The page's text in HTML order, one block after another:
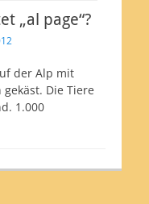
„al page“?
der Alp mit
Die Tiere
1.000